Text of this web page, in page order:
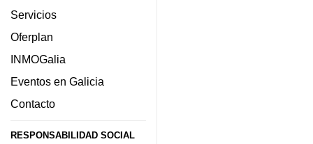
Servicios
Oferplan
INMOGalia
Eventos en Galicia
Contacto
RESPONSABILIDAD SOCIAL